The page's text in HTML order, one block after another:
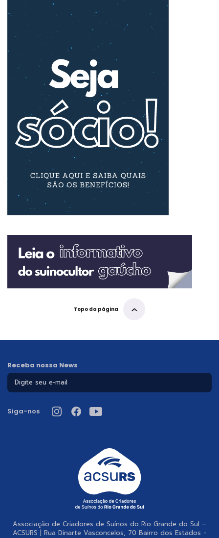
Topo da página
Receba nossa News
Siga-nos
Associação de Criadores de Suínos do Rio Grande do Sul –
ACSURS | Rua Dinarte Vasconcelos, 70 Bairro dos Estados -